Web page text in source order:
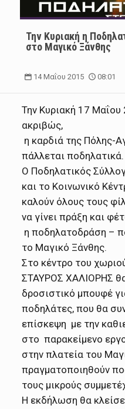
Την Κυριακή η
στο Μαγικό Ξάνθης
14 Μαΐου 2015 08:01
Την Κυριακή 17
ακριβώς,
η καρδιά της Πόλης-
πάλλεται ποδηλατικά.
Ο Ποδηλατικός
και το Κοινωνικό
καλούν όλους τους
να γίνει πράξη και
η ποδηλατοδράση –
το Μαγικό Ξάνθης.
Στο κέντρο του
ΣΤΑΥΡΟΣ ΧΑΛΙΟΡΗΣ θα
δροσιστικό μπουφέ
ποδηλάτες, που θα
επίσκεψη με την
στο παρακείμενο
στην πλατεία του
πραγματοποιηθούν
τους μικρούς
Η εκδήλωση θα